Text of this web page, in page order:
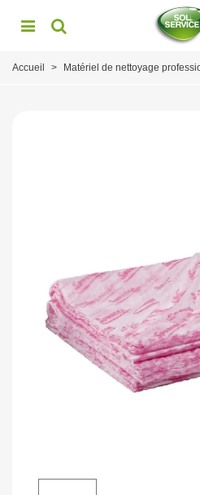
Accueil > Matériel de nettoyage